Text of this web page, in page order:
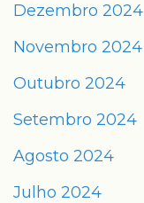
Dezembro 2024
Novembro 2024
Outubro 2024
Setembro 2024
Agosto 2024
Julho 2024